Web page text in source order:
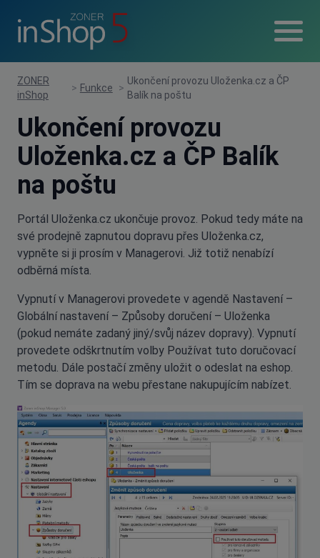
ZONER
inShop
> Funkce >
Ukončení provozu Uloženka.cz a ČP
Balík na poštu
Ukončení provozu
Uloženka.cz a ČP Balík
na poštu
Portál Uloženka.cz ukončuje provoz. Pokud tedy máte na
své prodejně zapnutou dopravu přes Uloženka.cz,
vypněte si ji prosím v Managerovi. Již totiž nenabízí
odběrná místa.
Vypnutí v Managerovi provedete v agendě Nastavení –
Globální nastavení – Způsoby doručení – Uloženka
(pokud nemáte zadaný jiný/svůj název dopravy). Vypnutí
provedete odškrtnutím volby Používat tuto doručovací
metodu. Dále postačí změny uložit o odeslat na eshop.
Tím se doprava na webu přestane nakupujícím nabízet.